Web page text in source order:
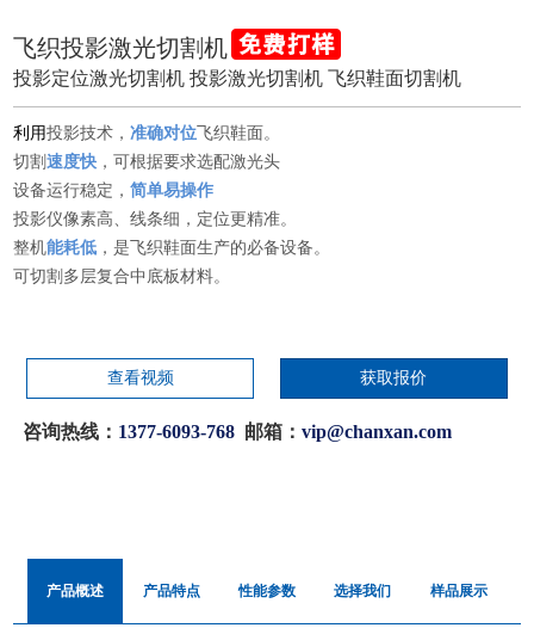
飞织投影激光切割机
投影定位激光切割机 投影激光切割机 飞织鞋面切割机
利用投影技术，准确对位 飞织鞋面。
切割速度快 ，可根据要求选配激光头
设备运行稳定，简单易操作
投影仪像素高、线条细，定位更精准。
整机能耗低 ，是飞织鞋面生产的必备设备。
可切割多层复合中底板材料。
查看视频 获取报价
咨询热线： 1377-6093-768 邮箱：vip@chanxan.com
产品概述 产品特点 性能参数 选择我们 样品展示